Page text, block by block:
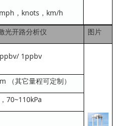
，knots，km/h
光开路分析仪
图片
1ppbv
（其它量程可定制）
70~110kPa